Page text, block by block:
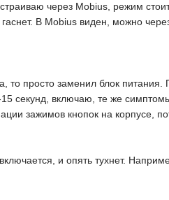
через Mobius, режим
В Mobius виден, можно
то просто заменил блок питания.
секунд, включаю, те же
зажимов кнопок на корпусе,
и опять тухнет.